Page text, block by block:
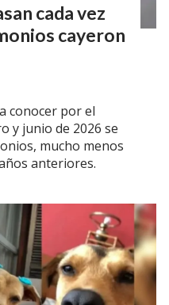
cada vez
cayeron
conocer por el
y junio de 2026 se
mucho menos
anteriores.